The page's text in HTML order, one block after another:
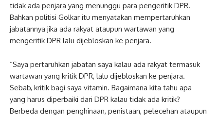
tidak ada penjara yang menunggu para pengeritik DPR.
Bahkan politisi Golkar itu menyatakan mempertaruhkan
jabatannya jika ada rakyat ataupun wartawan yang
mengeritik DPR lalu dijebloskan ke penjara.
“Saya pertaruhkan jabatan saya kalau ada rakyat termasuk
wartawan yang kritik DPR, lalu dijebloskan ke penjara.
Sebab, kritik bagi saya vitamin. Bagaimana kita tahu apa
yang harus diperbaiki dari DPR kalau tidak ada kritik?
Berbeda dengan penghinaan, penistaan, pelecehan ataupun